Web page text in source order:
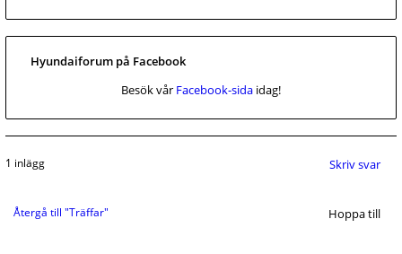
Hyundaiforum på Facebook
Besök vår Facebook-sida idag!
1 inlägg Skriv svar
Återgå till "Träffar" Hoppa till